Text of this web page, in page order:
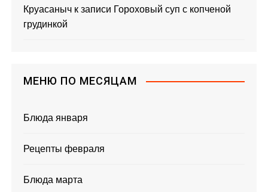
Круасаныч к записи Гороховый суп с копченой
грудинкой
МЕНЮ ПО МЕСЯЦАМ
Блюда января
Рецепты февраля
Блюда марта